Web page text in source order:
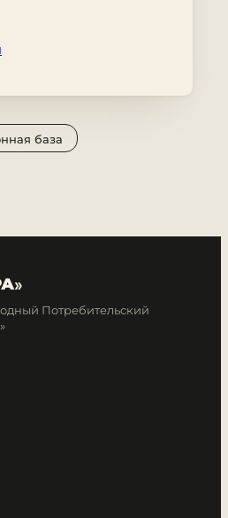
база
Потребительский